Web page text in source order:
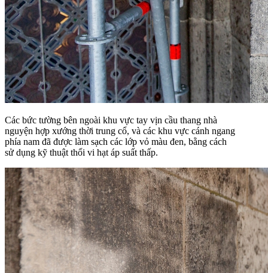
Các bức tường bên ngoài khu vực tay vịn cầu thang nhà
nguyện hợp xướng thời trung cổ, và các khu vực cánh ngang
phía nam đã được làm sạch các lớp vỏ màu đen, bằng cách
sử dụng kỹ thuật thổi vi hạt áp suất thấp.